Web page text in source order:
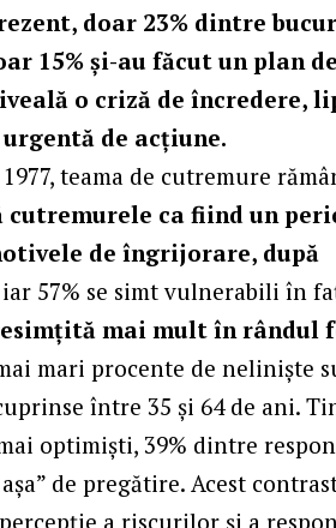
doar 23% dintre
15% și-au făcut un plan
o criză de încredere,
de acțiune.
teama de cutremure
cutremurele ca fiind un
de îngrijorare, după
iar 57% se simt vulnerabili în
mai mult în rândul
mari procente de neliniște
între 35 și 64 de ani.
optimiști, 39% dintre
de pregătire. Acest
a riscurilor și a